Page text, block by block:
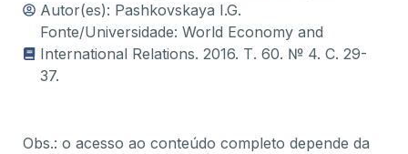
Autor(es): Pashkovskaya I.G.
Fonte/Universidade: World Economy and
International Relations. 2016. Т. 60. № 4. С. 29-
37.
Obs.: o acesso ao conteúdo completo depende da